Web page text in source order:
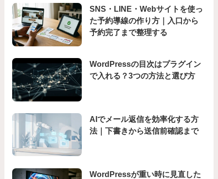
SNS・LINE・Webサイトを使っ
た予約導線の作り方｜入口から
予約完了まで整理する
WordPressの目次はプラグイン
で入れる？3つの方法と選び方
AIでメール返信を効率化する方
法｜下書きから送信前確認まで
WordPressが重い時に見直した